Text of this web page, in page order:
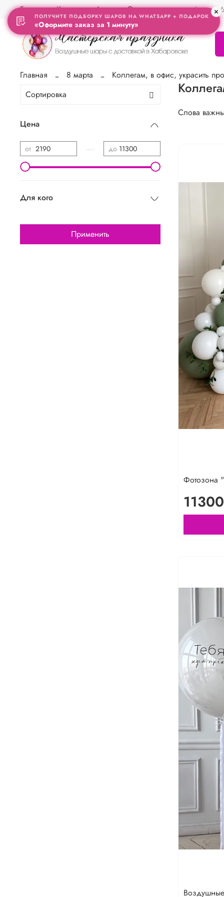
Главная Контакты Акции Отзывы Адрес
Главная 8 марта Коллегам, в офис, украсить
Слова
Фотозона
Цена
от до
Для кого
Применить
ПОЛУЧИТЕ ПОДБОРКУ ШАРОВ НА WHATSAPP + ПОДАРОК
«Оформите заказ за 1 минуту»